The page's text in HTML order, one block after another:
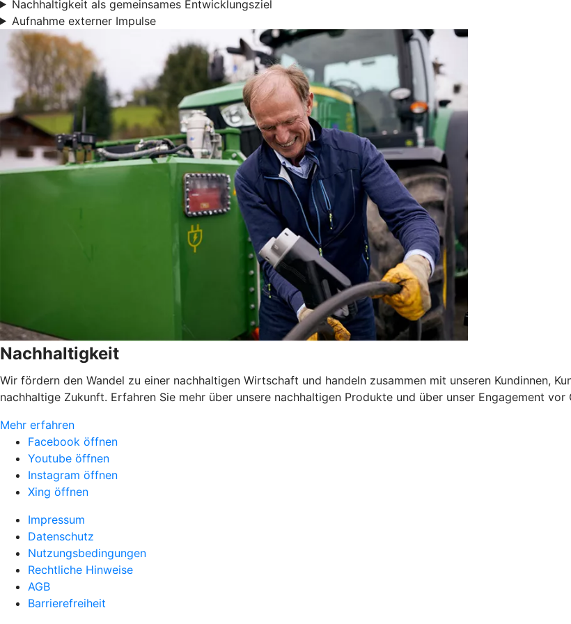
Nachhaltigkeit als gemeinsames Entwicklungsziel
Aufnahme externer Impulse
Nachhaltigkeit
Wir fördern den Wandel zu einer nachhaltigen Wirtschaft und handeln zusammen mit unseren Kundinnen,
nachhaltige Zukunft. Erfahren Sie mehr über unsere nachhaltigen Produkte und über unser Engagement vor
Mehr erfahren
Facebook öffnen
Youtube öffnen
Instagram öffnen
Xing öffnen
Impressum
Datenschutz
Nutzungsbedingungen
Rechtliche Hinweise
AGB
Barrierefreiheit